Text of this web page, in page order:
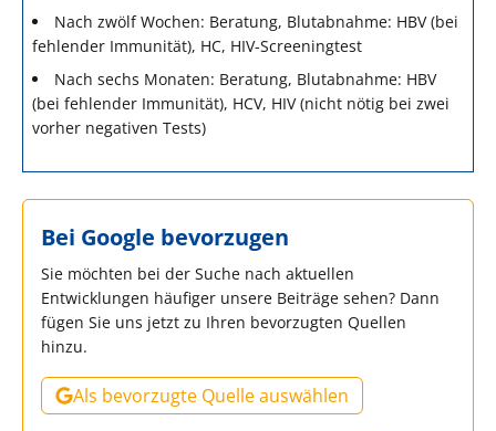
Nach zwölf Wochen: Beratung, Blutabnahme: HBV (bei
fehlender Immunität), HC, HIV-Screeningtest
Nach sechs Monaten: Beratung, Blutabnahme: HBV
(bei fehlender Immunität), HCV, HIV (nicht nötig bei zwei
vorher negativen Tests)
Bei Google bevorzugen
Sie möchten bei der Suche nach aktuellen
Entwicklungen häufiger unsere Beiträge sehen? Dann
fügen Sie uns jetzt zu Ihren bevorzugten Quellen
hinzu.
Als bevorzugte Quelle auswählen